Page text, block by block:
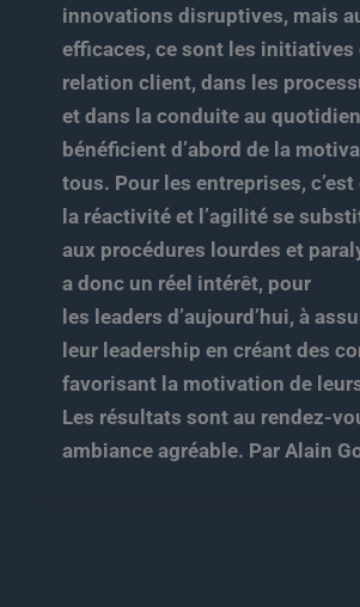
innovations disruptives, mais
efficaces, ce sont les initiatives
relation client, dans les
et dans la conduite au
bénéficient d’abord de la
tous. Pour les entreprises,
la réactivité et l’agilité se
aux procédures lourdes et
a donc un réel intérêt, pour
les leaders d’aujourd’hui, à
leur leadership en créant des
favorisant la motivation de
Les résultats sont au rendez-
ambiance agréable. Par Alain